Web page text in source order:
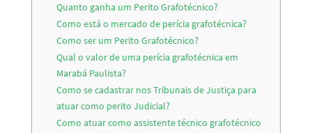
Quanto ganha um Perito Grafotécnico?
Como está o mercado de perícia grafotécnica?
Como ser um Perito Grafotécnico?
Qual o valor de uma perícia grafotécnica em
Marabá Paulista?
Como se cadastrar nos Tribunais de Justiça para
atuar como perito Judicial?
Como atuar como assistente técnico grafotécnico